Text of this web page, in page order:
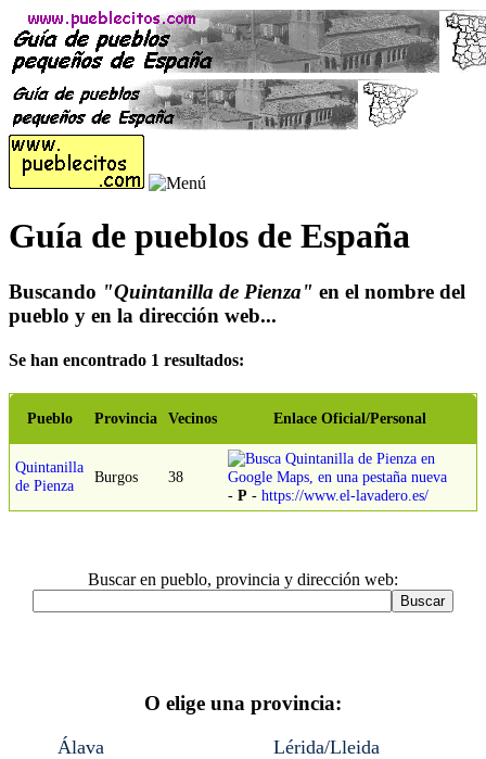
Guía de pueblos de España
Buscando "Quintanilla de Pienza" en el nombre del
pueblo y en la dirección web...
Se han encontrado 1 resultados:
Pueblo Provincia Vecinos Enlace Oficial/Personal
Quintanilla
de Pienza
Burgos
38
- P - https://www.el-lavadero.es/
Buscar en pueblo, provincia y dirección web:
O elige una provincia:
Álava
Lérida/Lleida